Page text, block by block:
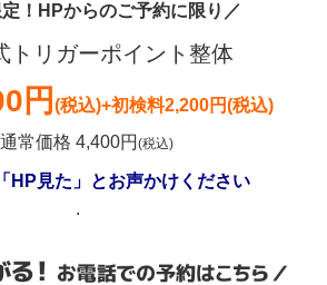
！HPからのご予約に限り／
トリガーポイント整体
円(税込)+初検料2,200円(税込)
常価格 4,400円 (税込)
HP見た」とお声かけください
.